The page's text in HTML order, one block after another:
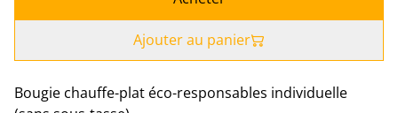
Ajouter au panier
Bougie chauffe-plat éco-responsables individuelle